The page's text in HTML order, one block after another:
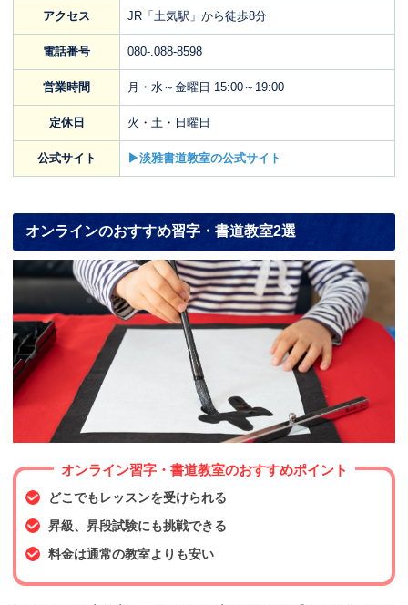
アクセス JR「土気駅」から徒歩8分
電話番号 080-.088-8598
営業時間 月・水～金曜日 15:00～19:00
定休日 火・土・日曜日
公式サイト ▶淡雅書道教室の公式サイト
オンラインのおすすめ習字・書道教室2選
オンライン習字・書道教室のおすすめポイント
どこでもレッスンを受けられる
昇級、昇段試験にも挑戦できる
料金は通常の教室よりも安い